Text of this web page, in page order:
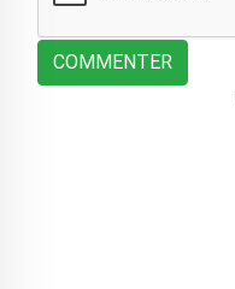
COMMENTER